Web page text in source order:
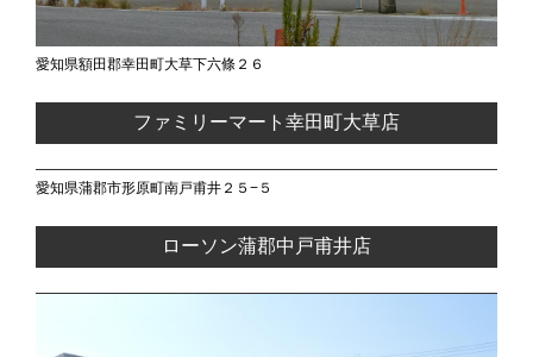
愛知県額田郡幸田町大草下六條２６
ファミリーマート幸田町大草店
愛知県蒲郡市形原町南戸甫井２５−５
ローソン蒲郡中戸甫井店